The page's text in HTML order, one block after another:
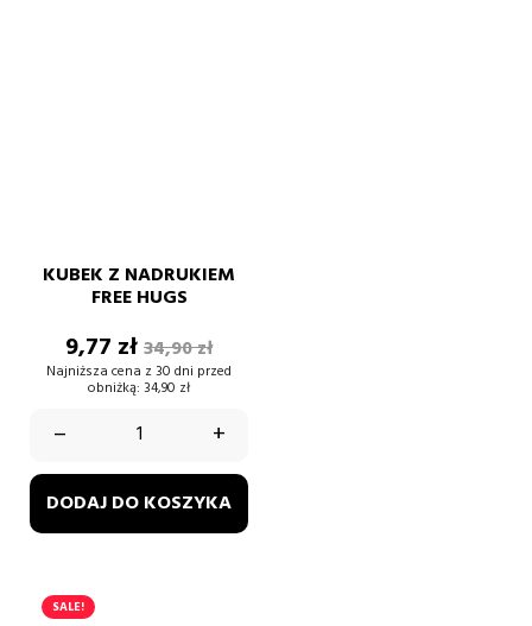
KUBEK Z NADRUKIEM
FREE HUGS
Cena
9,77 złCena
podstawowa
34,90 zł
Najniższa cena z 30 dni przed
obniżką: 34,90 zł
– +
DODAJ DO KOSZYKA
SALE!